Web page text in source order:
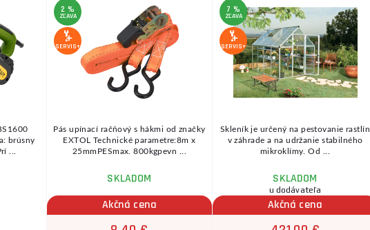
brúsny
...
2 %
ZĽAVA
SERVIS+
Pás upínací račňový s hákmi od značky
EXTOL Technické parametre:8m x
25mmPESmax. 800kgpevn ...
SKLADOM
Akčná cena
7 %
ZĽAVA
SERVIS+
Skleník je určený na pestovanie rastlín
v záhrade a na udržanie stabilného
mikroklímy. Od ...
SKLADOM
u dodávateľa
Akčná cena